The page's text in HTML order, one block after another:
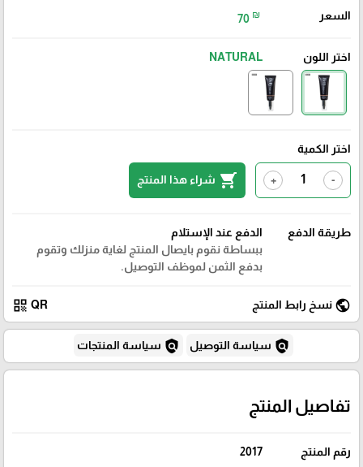
السعر 70 ₪
اختر اللون NATURAL
اختر الكمية
-
+
shopping_cart شراء هذا المنتج
طريقة الدفع
الدفع عند الإستلام
ببساطة نقوم بايصال المنتج لغاية منزلك وتقوم
بدفع الثمن لموظف التوصيل.
public نسخ رابط المنتج QR
qr_code
policy سياسة التوصيل policy سياسة المنتجات
تفاصيل المنتج
رقم المنتج 2017